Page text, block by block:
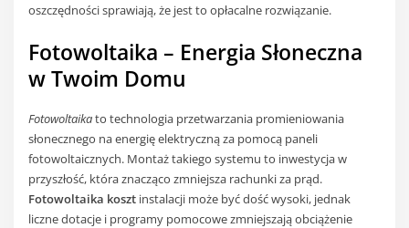
oszczędności sprawiają, że jest to opłacalne rozwiązanie.
Fotowoltaika – Energia Słoneczna
w Twoim Domu
Fotowoltaikato technologia przetwarzania promieniowania
słonecznego na energię elektryczną za pomocą paneli
fotowoltaicznych. Montaż takiego systemu to inwestycja w
przyszłość, która znacząco zmniejsza rachunki za prąd.
Fotowoltaika koszt instalacji może być dość wysoki, jednak
liczne dotacje i programy pomocowe zmniejszają obciążenie